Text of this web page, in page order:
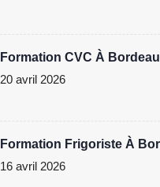
Formation CVC À
20 avril 2026
Formation Frigoriste À
16 avril 2026